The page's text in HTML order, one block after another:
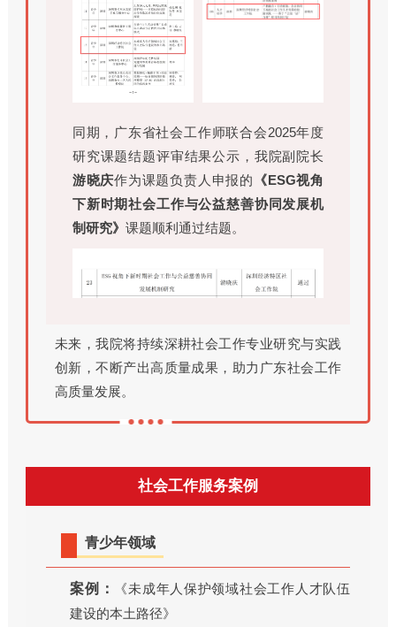
同期，广东省社会工作师联合会2025年度
研究课题结题评审结果公示，我院副院长
游晓庆作为课题负责人申报的 《ESG视角
下新时期社会工作与公益慈善协同发展机
制研究》 课题顺利通过结题。
未来，我院将持续深耕社会工作专业研究与实践
创新，不断产出高质量成果，助力广东社会工作
高质量发展。
社会工作服务案例
青少年领域
案例：
《未成年人保护领域社会工作人才队伍
建设的本土路径》